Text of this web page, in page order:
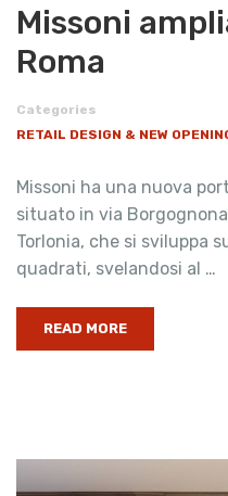
Missoni
Roma
Categories
RETAIL DESIGN & NEW
Missoni ha una nuova
situato in via
Torlonia, che si sviluppa
quadrati, svelandosi al …
READ MORE